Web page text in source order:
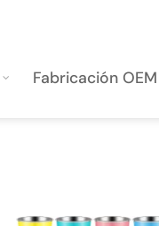
Fabricación OEM